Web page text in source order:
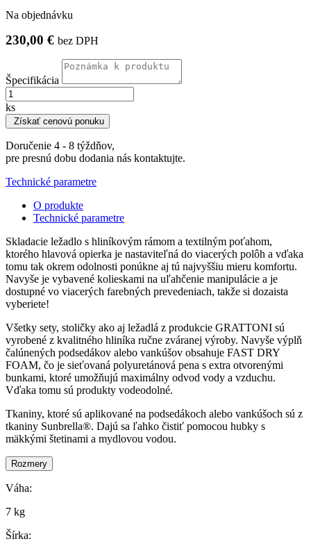
Na objednávku
230,00 € bez DPH
Špecifikácia
ks
Získať cenovú ponuku
Doručenie 4 - 8 týždňov,
pre presnú dobu dodania nás kontaktujte.
Technické parametre
O produkte
Technické parametre
Skladacie ležadlo s hliníkovým rámom a textilným poťahom,
ktorého hlavová opierka je nastaviteľná do viacerých polôh a vďaka
tomu tak okrem odolnosti ponúkne aj tú najvyššiu mieru komfortu.
Navyše je vybavené kolieskami na uľahčenie manipulácie a je
dostupné vo viacerých farebných prevedeniach, takže si dozaista
vyberiete!
Všetky sety, stoličky ako aj ležadlá z produkcie GRATTONI sú
vyrobené z kvalitného hliníka ručne zváranej výroby. Navyše výplň
čalúnených podsedákov alebo vankúšov obsahuje FAST DRY
FOAM, čo je sieťovaná polyuretánová pena s extra otvorenými
bunkami, ktoré umožňujú maximálny odvod vody a vzduchu.
Vďaka tomu sú produkty vodeodolné.
Tkaniny, ktoré sú aplikované na podsedákoch alebo vankúšoch sú z
tkaniny Sunbrella®. Dajú sa ľahko čistiť pomocou hubky s
mäkkými štetinami a mydlovou vodou.
Rozmery
Váha:
7 kg
Šírka: